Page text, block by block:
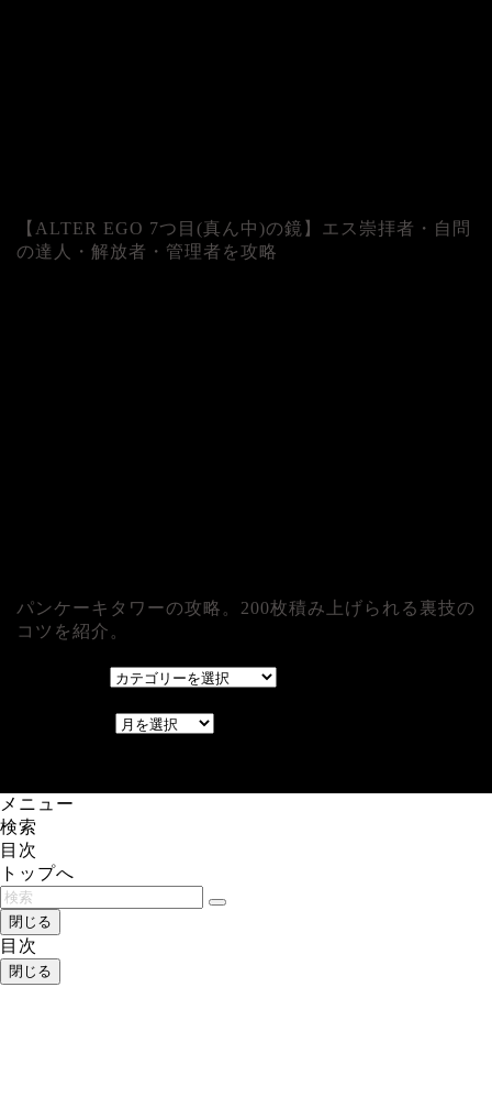
【ALTER EGO 7つ目(真ん中)の鏡】エス崇拝者・自問
の達人・解放者・管理者を攻略
パンケーキタワーの攻略。200枚積み上げられる裏技の
コツを紹介。
メニュー
検索
目次
トップへ
閉じる
目次
閉じる